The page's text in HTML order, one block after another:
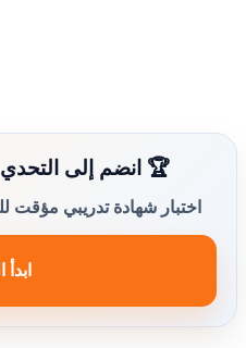
🏆 انضم إلى
اختبار شهادة تدريبي مؤقت